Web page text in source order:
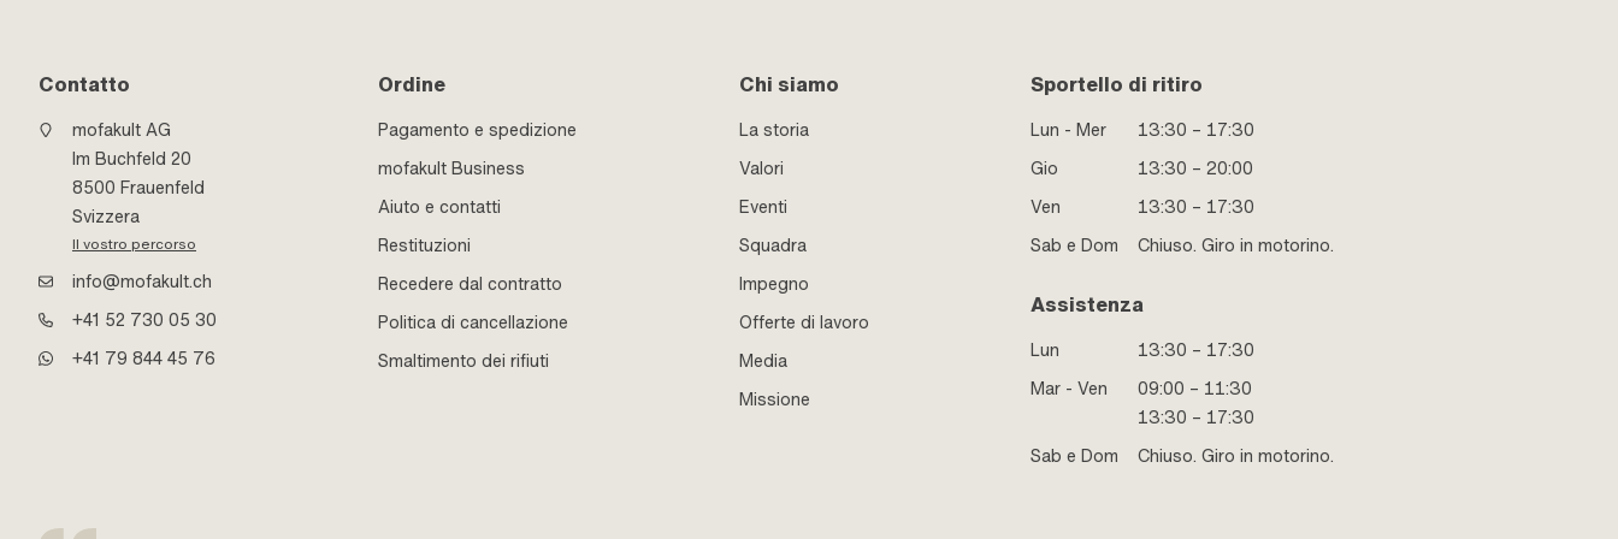
Contatto
mofakult AG
Im Buchfeld 20
8500 Frauenfeld
Svizzera
Il vostro percorso
info@mofakult.ch
+41 52 730 05 30
+41 79 844 45 76
Ordine
Pagamento e spedizione
mofakult Business
Aiuto e contatti
Restituzioni
Recedere dal contratto
Politica di cancellazione
Smaltimento dei rifiuti
Chi siamo
La storia
Valori
Eventi
Squadra
Impegno
Offerte di lavoro
Media
Missione
Sportello di ritiro
Lun - Mer
13:30 – 17:30
Gio
13:30 – 20:00
Ven
13:30 – 17:30
Sab e Dom
Chiuso. Giro in motorino.
Assistenza
Lun
13:30 – 17:30
Mar - Ven
09:00 – 11:30
13:30 – 17:30
Sab e Dom
Chiuso. Giro in motorino.